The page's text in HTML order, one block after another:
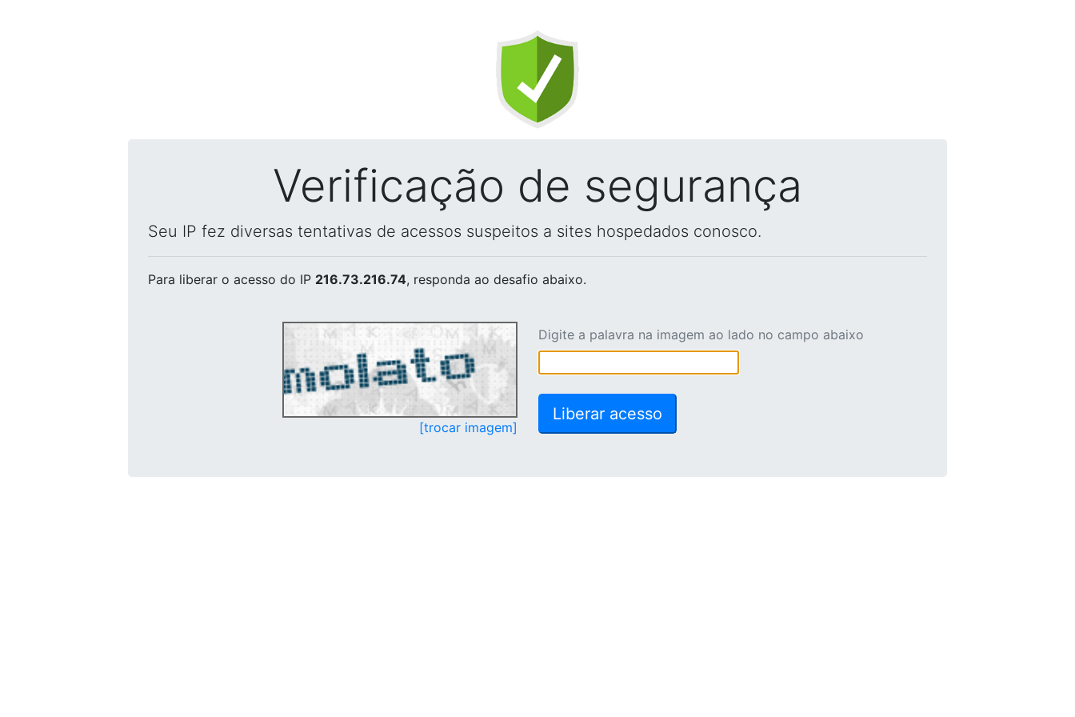
Verificação de segurança
Seu IP fez diversas tentativas de acessos suspeitos a sites hospedados conosco.
Para liberar o acesso do IP 216.73.216.74, responda ao desafio abaixo.
[trocar imagem]
Digite a palavra na imagem ao lado no campo abaixo